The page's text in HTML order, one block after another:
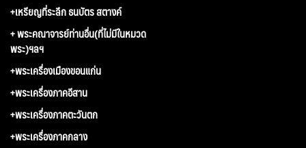
+เหรียญที่ระลึก ธนบัตร สตางค์
+ พระคณาจารย์ท่านอื่น(ที่ไม่มีในหมวด
พระ)ฯลฯ
+พระเครื่องเมืองขอนแก่น
+พระเครื่องภาคอีสาน
+พระเครื่องภาคตะวันตก
+พระเครื่องภาคกลาง